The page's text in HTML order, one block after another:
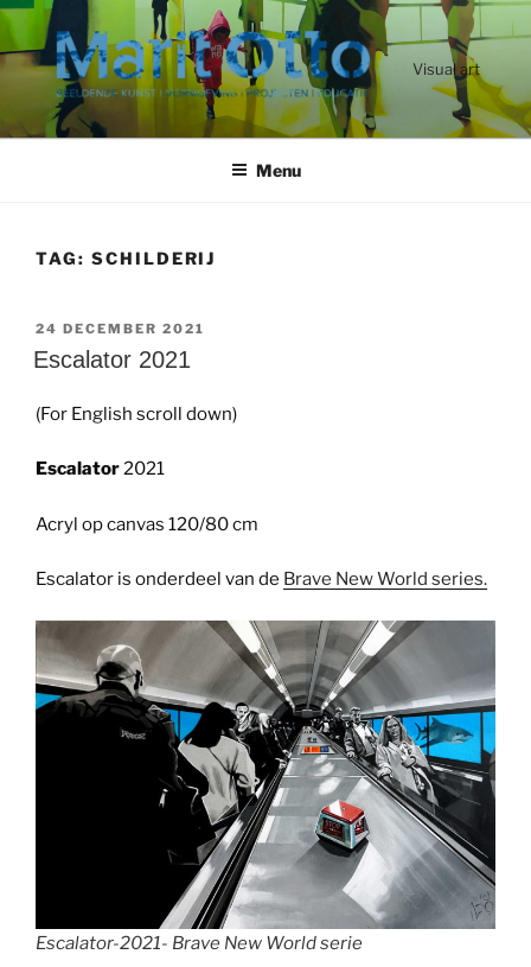
Ga
naar
de
Visual art
Menu
TAG: SCHILDERIJ
GEPLAATST
OP
24 DECEMBER 2021
Escalator 2021
(For English scroll down)
Escalator2021
Acryl op canvas 120/80 cm
Escalator is onderdeel van de Brave New World series.
Escalator-2021- Brave New World serie